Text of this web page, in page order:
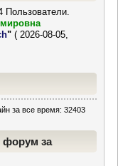
Пользователи.
" ( 2026-08-05,
за все время: 32403
форум за